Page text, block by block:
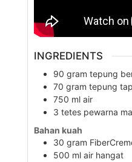
INGREDIENTS
90 gram tepung
70 gram tepung
750 ml air
3 tetes pewarna
Bahan kuah
30 gram
500 ml air hangat